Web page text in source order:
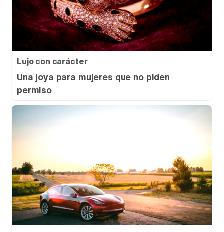
Lujo con carácter
Una joya para mujeres que no piden
permiso